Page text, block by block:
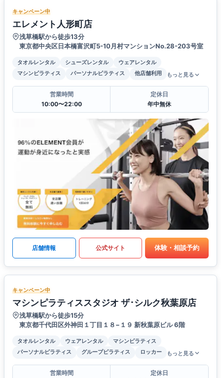
キャンペーン中
エレメント人形町店
浅草橋駅から徒歩13分
東京都中央区日本橋富沢町5-10月村マンションNo.28-203号室
タオルレンタル シューズレンタル
ウェアレンタル
マシンピラティス
パーソナルピラティス 他店舗利用 もっと見る
営業時間
10:00〜22:00
定休日
年中無休
店舗情報 公式サイト 体験・相談予約
キャンペーン中
マシンピラティススタジオ ザ･シルク秋葉原店
浅草橋駅から徒歩15分
東京都千代田区外神田１丁目１８−１９ 新秋葉原ビル 6階
タオルレンタル ウェアレンタル
マシンピラティス
パーソナルピラティス
グループピラティス ロッカー もっと見る
営業時間
定休日